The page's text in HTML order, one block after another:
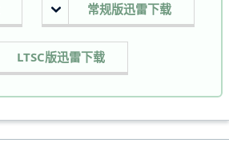
常规版迅雷下载
LTSC版迅雷下载